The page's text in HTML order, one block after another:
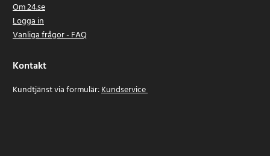
Om 24.se
Logga in
Vanliga frågor - FAQ
Kontakt
Kundtjänst via formulär:Kundservice